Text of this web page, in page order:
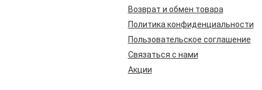
Возврат и обмен товара
Политика конфиденциальности
Пользовательское соглашение
Связаться с нами
Акции